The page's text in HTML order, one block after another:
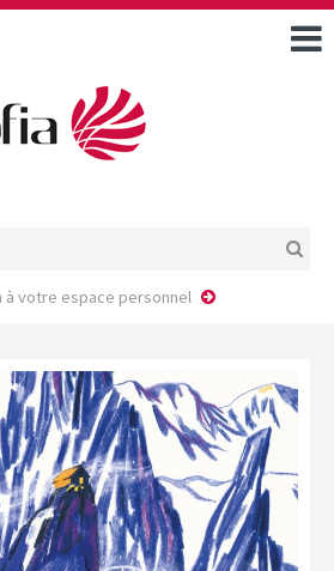
DOSSIERS DE DEMANDE
FAIRE UNE DEMANDE D’AIDE
MODÈLE D’ACCORD DE
PRESTATION
AUTEUR/PORTEUR DE
PROJET
LA COPIE PRIVÉE
à votre espace personnel